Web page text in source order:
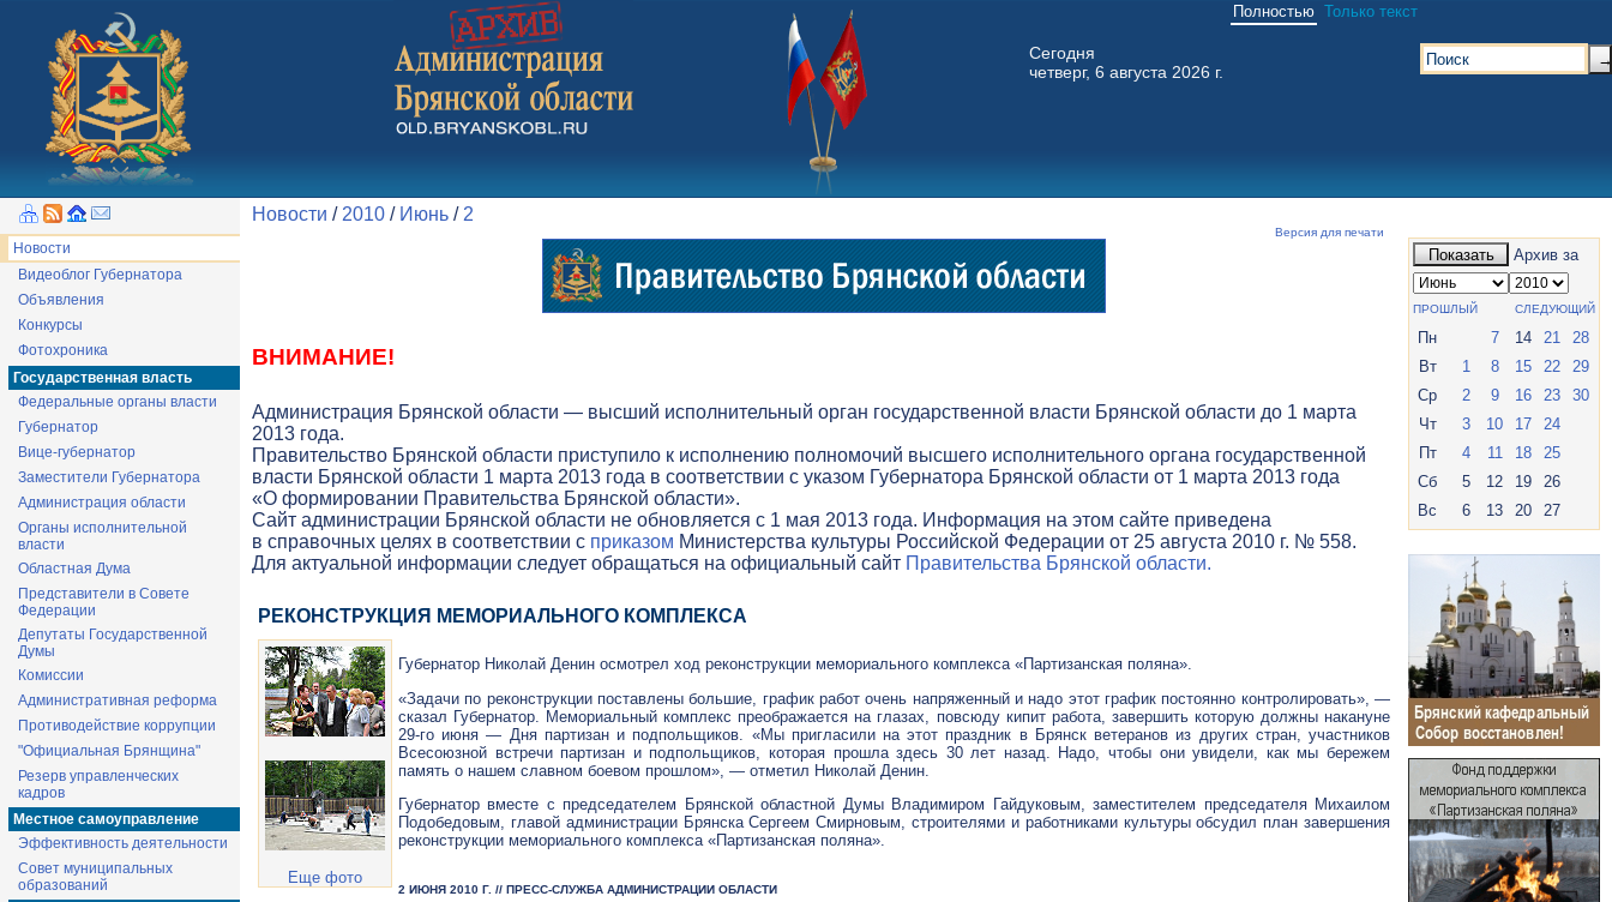
Полностью Только текст
Сегодня
четверг, 6 августа 2026 г.
→
Новости
Видеоблог Губернатора
Объявления
Конкурсы
Фотохроника
Государственная власть
Федеральные органы власти
Губернатор
Вице-губернатор
Заместители Губернатора
Администрация области
Органы исполнительной
власти
Областная Дума
Представители в Совете
Федерации
Депутаты Государственной
Думы
Комиссии
Административная реформа
Противодействие коррупции
"Официальная Брянщина"
Резерв управленческих
кадров
Местное самоуправление
Эффективность деятельности
Совет муниципальных
образований
Новости / 2010 / Июнь / 2
Версия для печати
ВНИМАНИЕ!
Администрация Брянской области — высший исполнительный орган государственной власти Брянской области до 1 марта
2013 года.
Правительство Брянской области приступило к исполнению полномочий высшего исполнительного органа государственной
власти Брянской области 1 марта 2013 года в соответствии с указом Губернатора Брянской области от 1 марта 2013 года
«О формировании Правительства Брянской области».
Cайт администрации Брянской области не обновляется с 1 мая 2013 года. Информация на этом сайте приведена
в справочных целях в соответствии с приказом Министерства культуры Российской Федерации от 25 августа 2010 г. № 558.
Для актуальной информации следует обращаться на официальный сайт Правительства Брянской области.
РЕКОНСТРУКЦИЯ МЕМОРИАЛЬНОГО КОМПЛЕКСА
Еще фото
Губернатор Николай Денин осмотрел ход реконструкции мемориального комплекса «Партизанская поляна».
«Задачи по реконструкции поставлены большие, график работ очень напряженный и надо этот график постоянно контролировать», —
сказал Губернатор. Мемориальный комплекс преображается на глазах, повсюду кипит работа, завершить которую должны накануне
29-го июня — Дня партизан и подпольщиков. «Мы пригласили на этот праздник в Брянск ветеранов из других стран, участников
Всесоюзной встречи партизан и подпольщиков, которая прошла здесь 30 лет назад. Надо, чтобы они увидели, как мы бережем
память о нашем славном боевом прошлом», — отметил Николай Денин.
Губернатор вместе с председателем Брянской областной Думы Владимиром Гайдуковым, заместителем председателя Михаилом
Подобедовым, главой администрации Брянска Сергеем Смирновым, строителями и работниками культуры обсудил план завершения
реконструкции мемориального комплекса «Партизанская поляна».
2 ИЮНЯ 2010 Г. // ПРЕСС-СЛУЖБА АДМИНИСТРАЦИИ ОБЛАСТИ
Показать Архив за
ПРОШЛЫЙ СЛЕДУЮЩИЙ
Пн 7 14 21
28
Вт
1 8 15 22
29
Ср
2 9 16 23
30
Чт
3 10 17
24
Пт
4 11 18
25
Сб
5 12 19
26
Вс
6 13 20 27